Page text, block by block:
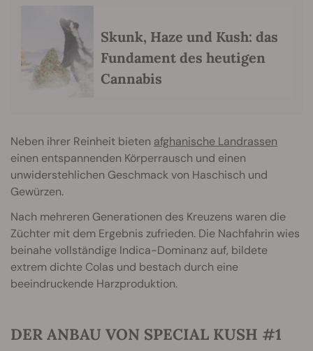
Skunk, Haze und Kush: das
Fundament des heutigen
Cannabis
Neben ihrer Reinheit bieten afghanische Landrassen
einen entspannenden Körperrausch und einen
unwiderstehlichen Geschmack von Haschisch und
Gewürzen.
Nach mehreren Generationen des Kreuzens waren die
Züchter mit dem Ergebnis zufrieden. Die Nachfahrin wies
beinahe vollständige Indica-Dominanz auf, bildete
extrem dichte Colas und bestach durch eine
beeindruckende Harzproduktion.
DER ANBAU VON SPECIAL KUSH #1